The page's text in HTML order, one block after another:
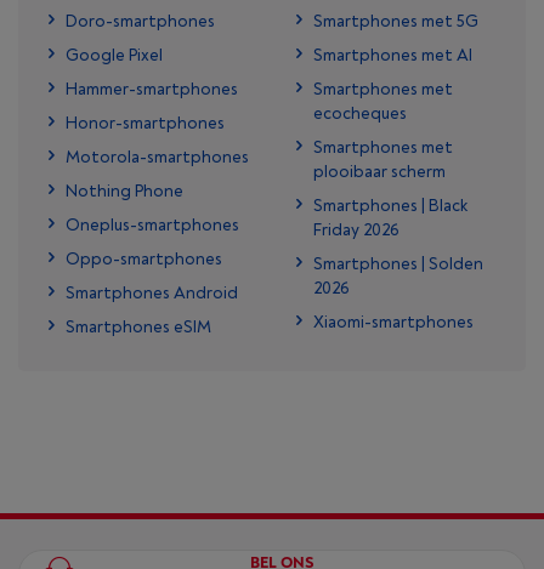
Doro-smartphones
Google Pixel
Hammer-smartphones
Honor-smartphones
Motorola-smartphones
Nothing Phone
Oneplus-smartphones
Oppo-smartphones
Smartphones Android
Smartphones eSIM
Smartphones met 5G
Smartphones met AI
Smartphones met
ecocheques
Smartphones met
plooibaar scherm
Smartphones | Black
Friday 2026
Smartphones | Solden
2026
Xiaomi-smartphones
BEL ONS